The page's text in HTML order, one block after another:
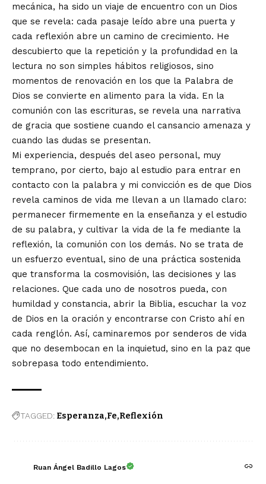
mecánica, ha sido un viaje de encuentro con un Dios
que se revela: cada pasaje leído abre una puerta y
cada reflexión abre un camino de crecimiento. He
descubierto que la repetición y la profundidad en la
lectura no son simples hábitos religiosos, sino
momentos de renovación en los que la Palabra de
Dios se convierte en alimento para la vida. En la
comunión con las escrituras, se revela una narrativa
de gracia que sostiene cuando el cansancio amenaza y
cuando las dudas se presentan.
Mi experiencia, después del aseo personal, muy
temprano, por cierto, bajo al estudio para entrar en
contacto con la palabra y mi convicción es de que Dios
revela caminos de vida me llevan a un llamado claro:
permanecer firmemente en la enseñanza y el estudio
de su palabra, y cultivar la vida de la fe mediante la
reflexión, la comunión con los demás. No se trata de
un esfuerzo eventual, sino de una práctica sostenida
que transforma la cosmovisión, las decisiones y las
relaciones. Que cada uno de nosotros pueda, con
humildad y constancia, abrir la Biblia, escuchar la voz
de Dios en la oración y encontrarse con Cristo ahí en
cada renglón. Así, caminaremos por senderos de vida
que no desembocan en la inquietud, sino en la paz que
sobrepasa todo entendimiento.
TAGGED: Esperanza Fe Reflexión
Ruan Ángel Badillo Lagos